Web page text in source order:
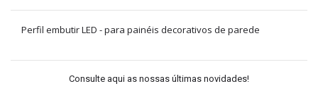
Perfil embutir LED - para painéis decorativos de parede
Consulte aqui as nossas últimas novidades!